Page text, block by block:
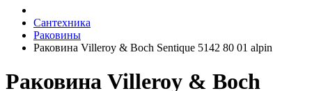
Сантехника
Раковины
Раковина Villeroy & Boch Sentique 5142 80 01 alpin
Раковина Villeroy & Boch